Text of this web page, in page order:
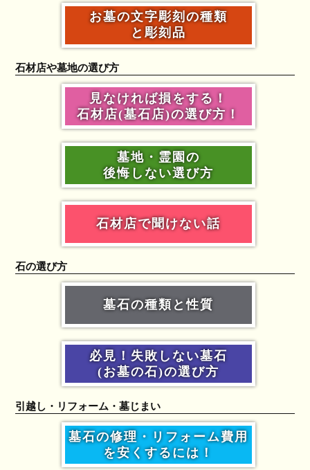
お墓の文字彫刻の種類
と彫刻品
石材店や墓地の選び方
見なければ損をする！
石材店(墓石店)の選び方！
墓地・霊園の
後悔しない選び方
石材店で聞けない話
石の選び方
墓石の種類と性質
必見！失敗しない墓石
(お墓の石)の選び方
引越し・リフォーム・墓じまい
墓石の修理・リフォーム費用
を安くするには！